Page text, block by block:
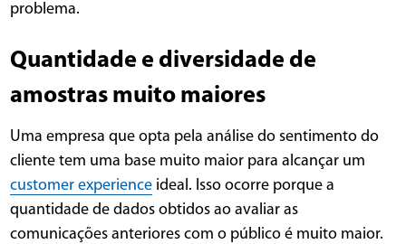
problema.
Quantidade e diversidade de
amostras muito maiores
Uma empresa que opta pela análise do sentimento do
cliente tem uma base muito maior para alcançar um
customer experience ideal. Isso ocorre porque a
quantidade de dados obtidos ao avaliar as
comunicações anteriores com o público é muito maior.